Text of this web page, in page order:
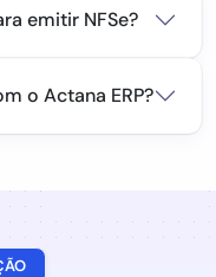
emitir NFSe?
o Actana ERP?